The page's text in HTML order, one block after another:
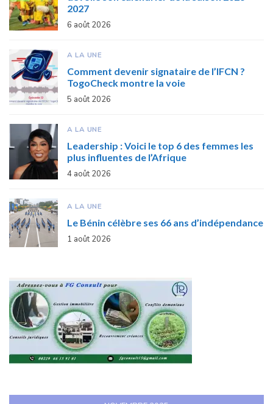
2027
6 août 2026
A LA UNE
Comment devenir signataire de l’IFCN ?
TogoCheck montre la voie
5 août 2026
A LA UNE
Leadership : Voici le top 6 des femmes les
plus influentes de l’Afrique
4 août 2026
A LA UNE
Le Bénin célèbre ses 66 ans d’indépendance
1 août 2026